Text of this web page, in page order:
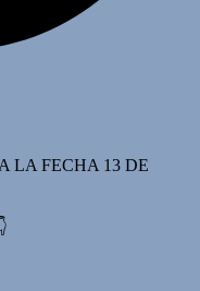
LA FECHA 13 DE